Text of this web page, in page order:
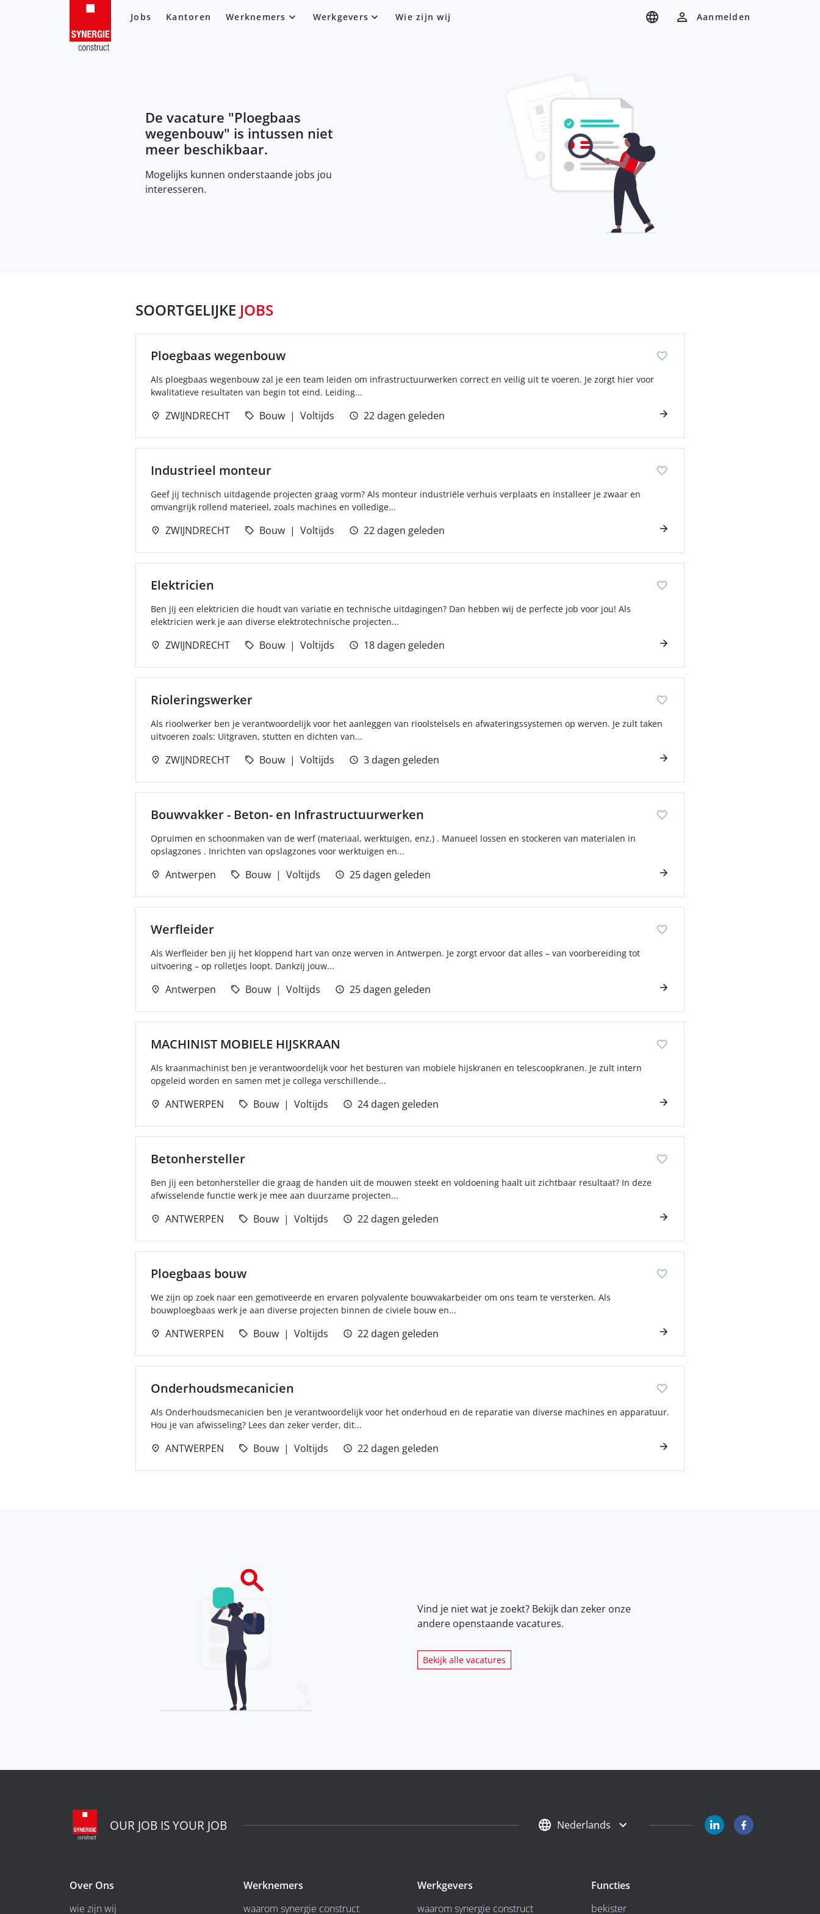
Jobs Kantoren Werknemers Werkgevers Wie zijn wij Aanmelden
De vacature "Ploegbaas
wegenbouw" is intussen niet
meer beschikbaar.
Mogelijks kunnen onderstaande jobs jou
interesseren.
SOORTGELIJKE JOBS
Ploegbaas wegenbouw
Als ploegbaas wegenbouw zal je een team leiden om infrastructuurwerken correct en veilig uit te voeren. Je zorgt hier voor
kwalitatieve resultaten van begin tot eind. Leiding...
ZWIJNDRECHT Bouw Voltijds 22 dagen geleden
Industrieel monteur
Geef jij technisch uitdagende projecten graag vorm? Als monteur industriële verhuis verplaats en installeer je zwaar en
omvangrijk rollend materieel, zoals machines en volledige...
ZWIJNDRECHT Bouw Voltijds 22 dagen geleden
Elektricien
Ben jij een elektricien die houdt van variatie en technische uitdagingen? Dan hebben wij de perfecte job voor jou! Als
elektricien werk je aan diverse elektrotechnische projecten...
ZWIJNDRECHT Bouw Voltijds 18 dagen geleden
Rioleringswerker
Als rioolwerker ben je verantwoordelijk voor het aanleggen van rioolstelsels en afwateringssystemen op werven. Je zult taken
uitvoeren zoals: Uitgraven, stutten en dichten van...
ZWIJNDRECHT Bouw Voltijds 3 dagen geleden
Bouwvakker - Beton- en Infrastructuurwerken
Opruimen en schoonmaken van de werf (materiaal, werktuigen, enz.) . Manueel lossen en stockeren van materialen in
opslagzones . Inrichten van opslagzones voor werktuigen en...
Antwerpen Bouw Voltijds 25 dagen geleden
Werfleider
Als Werfleider ben jij het kloppend hart van onze werven in Antwerpen. Je zorgt ervoor dat alles – van voorbereiding tot
uitvoering – op rolletjes loopt. Dankzij jouw...
Antwerpen Bouw Voltijds 25 dagen geleden
MACHINIST MOBIELE HIJSKRAAN
Als kraanmachinist ben je verantwoordelijk voor het besturen van mobiele hijskranen en telescoopkranen. Je zult intern
opgeleid worden en samen met je collega verschillende...
ANTWERPEN Bouw Voltijds 24 dagen geleden
Betonhersteller
Ben jij een betonhersteller die graag de handen uit de mouwen steekt en voldoening haalt uit zichtbaar resultaat? In deze
afwisselende functie werk je mee aan duurzame projecten...
ANTWERPEN Bouw Voltijds 22 dagen geleden
Ploegbaas bouw
We zijn op zoek naar een gemotiveerde en ervaren polyvalente bouwvakarbeider om ons team te versterken. Als
bouwploegbaas werk je aan diverse projecten binnen de civiele bouw en...
ANTWERPEN Bouw Voltijds 22 dagen geleden
Onderhoudsmecanicien
Als Onderhoudsmecanicien ben je verantwoordelijk voor het onderhoud en de reparatie van diverse machines en apparatuur.
Hou je van afwisseling? Lees dan zeker verder, dit...
ANTWERPEN Bouw Voltijds 22 dagen geleden
Vind je niet wat je zoekt? Bekijk dan zeker onze
andere openstaande vacatures.
Bekijk alle vacatures
OUR JOB IS YOUR JOB Nederlands
Over Ons
wie zijn wij
Werknemers
waarom synergie construct
Werkgevers
waarom synergie construct
Functies
bekister